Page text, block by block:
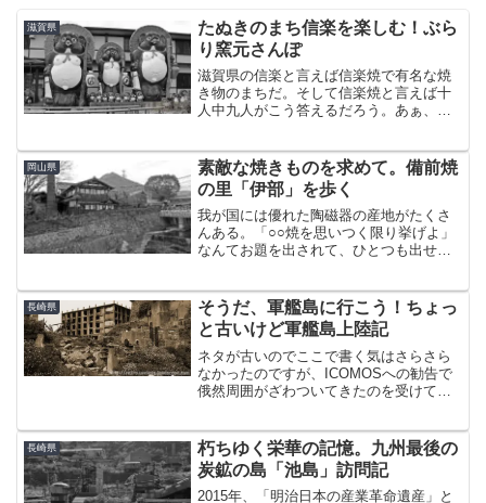
滋賀県
たぬきのまち信楽を楽しむ！ぶら
り窯元さんぽ
滋賀県の信楽と言えば信楽焼で有名な焼
き物のまちだ。そして信楽焼と言えば十
人中九人がこう答えるだろう。あぁ、狸
た。先に言っておくと、窯元や陶器店の
店先にはこんな感じでおび...
岡山県
素敵な焼きものを求めて。備前焼
の里「伊部」を歩く
我が国には優れた陶磁器の産地がたくさ
んある。「○○焼を思いつく限り挙げよ」
なんてお題を出されて、ひとつも出せな
我々の生活に欠かせないものとなってい
る。とりわけ、六古窯と...
長崎県
そうだ、軍艦島に行こう！ちょっ
と古いけど軍艦島上陸記
ネタが古いのでここで書く気はさらさら
なかったのですが、ICOMOSへの勧告で
俄然周囲がざわついてきたのを受けて、
記は今から4年前、2011年5月の出来事で
す。現在は色々...
長崎県
朽ちゆく栄華の記憶。九州最後の
炭鉱の島「池島」訪問記
2015年、「明治日本の産業革命遺産」と